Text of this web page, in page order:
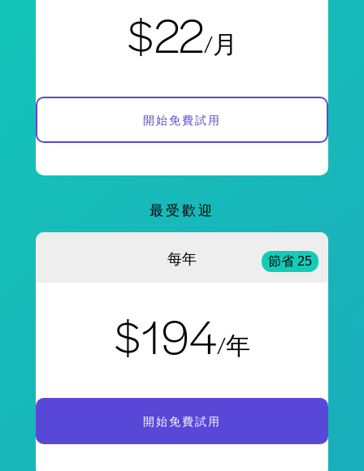
$22/月
開始免費試用
最受歡迎
每年 節省 25
$194/年
開始免費試用